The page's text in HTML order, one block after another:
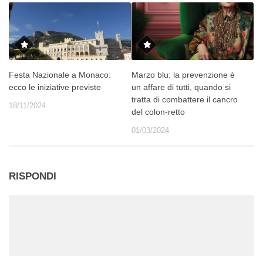
Festa Nazionale a Monaco:
ecco le iniziative previste
18/11/2024
Marzo blu: la prevenzione è
un affare di tutti, quando si
tratta di combattere il cancro
del colon-retto
01/03/2024
RISPONDI